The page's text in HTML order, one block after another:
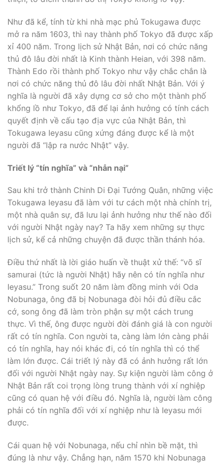
Như đã kể, tính từ khi nhà mạc phủ Tokugawa được
mở ra năm 1603, thì nay thành phố Tokyo đã được xấp
xỉ 400 năm. Trong lịch sử Nhật Bản, nơi có chức năng
thủ đô lâu đời nhất là Kinh thành Heian, với 398 năm.
Thành Edo rồi thành phố Tokyo như vậy chắc chắn là
nơi có chức năng thủ đô lâu đời nhất Nhật Bản. Với ý
nghĩa là người đã xây dựng cơ sở cho một thành phố
khổng lồ như Tokyo, đã để lại ảnh hưởng có tính cách
quyết định về cấu tạo địa vực của Nhật Bản, thì
Tokugawa Ieyasu cũng xứng đáng được kể là một
người đã “lập ra nước Nhật” vậy.
Triết lý “tín nghĩa” và “nhẫn nại”
Sau khi trở thành Chinh Di Ðại Tướng Quân, những việc
Tokugawa Ieyasu đã làm với tư cách một nhà chính trị,
một nhà quân sự, đã lưu lại ảnh hưởng như thế nào đối
với người Nhật ngày nay? Ta hãy xem những sự thực
lịch sử, kể cả những chuyện đã được thần thánh hóa.
Ðiều thứ nhất là lời giáo huấn về thuật xử thế: “võ sĩ
samurai (tức là người Nhật) hãy nên có tín nghĩa như
Ieyasu.” Trong suốt 20 năm làm đồng minh với Oda
Nobunaga, ông đã bị Nobunaga đòi hỏi đủ điều cắc
cớ, song ông đã làm tròn phận sự một cách trung
thực. Vì thế, ông được người đời đánh giá là con người
rất có tín nghĩa. Con người ta, càng làm lớn càng phải
có tín nghĩa, hay nói khác đi, có tín nghĩa thì có thể
làm lớn được. Cái triết lý này đã có ảnh hưởng rất lớn
đối với người Nhật ngày nay. Sự kiện người làm công ở
Nhật Bản rất coi trọng lòng trung thành với xí nghiệp
cũng có quan hệ với điều đó. Nghĩa là, người làm công
phải có tín nghĩa đối với xí nghiệp như là Ieyasu mới
được.
Cái quan hệ với Nobunaga, nếu chỉ nhìn bề mặt, thì
đúng là như vậy. Chẳng hạn, năm 1570 khi Nobunaga